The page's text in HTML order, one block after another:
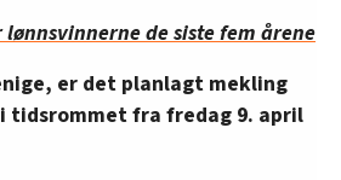
lønnsvinnerne de siste fem årene
er det planlagt mekling
tidsrommet fra fredag 9. april